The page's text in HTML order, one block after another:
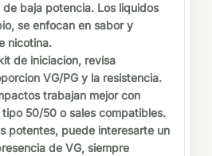
baja potencia. Los liquidos
se enfocan en sabor y
nicotina.
de iniciacion, revisa
VG/PG y la resistencia.
trabajan mejor con
50/50 o sales compatibles.
potentes, puede interesarte un
de VG, siempre